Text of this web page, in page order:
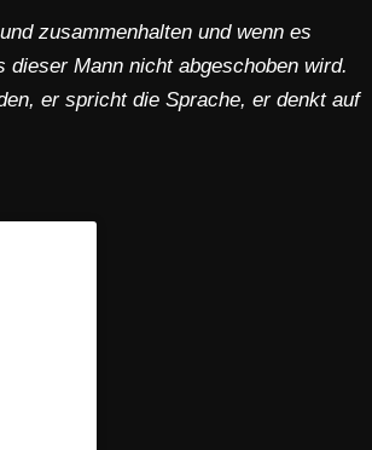
zusammenhalten und wenn es
Mann nicht abgeschoben wird.
er spricht die Sprache, er denkt auf